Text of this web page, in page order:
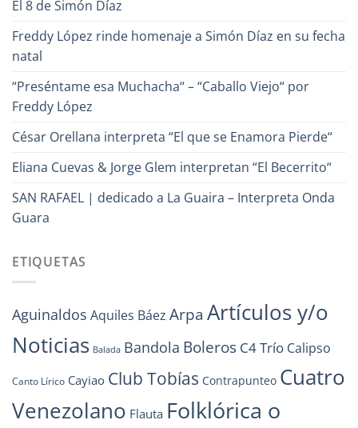
El 8 de Simón Díaz
Freddy López rinde homenaje a Simón Díaz en su fecha
natal
“Preséntame esa Muchacha“ – “Caballo Viejo“ por
Freddy López
César Orellana interpreta “El que se Enamora Pierde“
Eliana Cuevas & Jorge Glem interpretan “El Becerrito“
SAN RAFAEL | dedicado a La Guaira – Interpreta Onda
Guara
ETIQUETAS
Aguinaldos Aquiles Báez Arpa Artículos y/o
Noticias Balada Bandola Boleros C4 Trío Calipso
Canto Lírico Cayiao Club Tobías Contrapunteo Cuatro
Venezolano Flauta Folklórica o